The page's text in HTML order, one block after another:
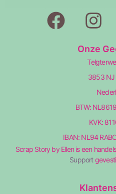
Onze
3853 NJ
BTW:
KVK:
IBAN: NL94
Scrap Story by Ellen is een
Support